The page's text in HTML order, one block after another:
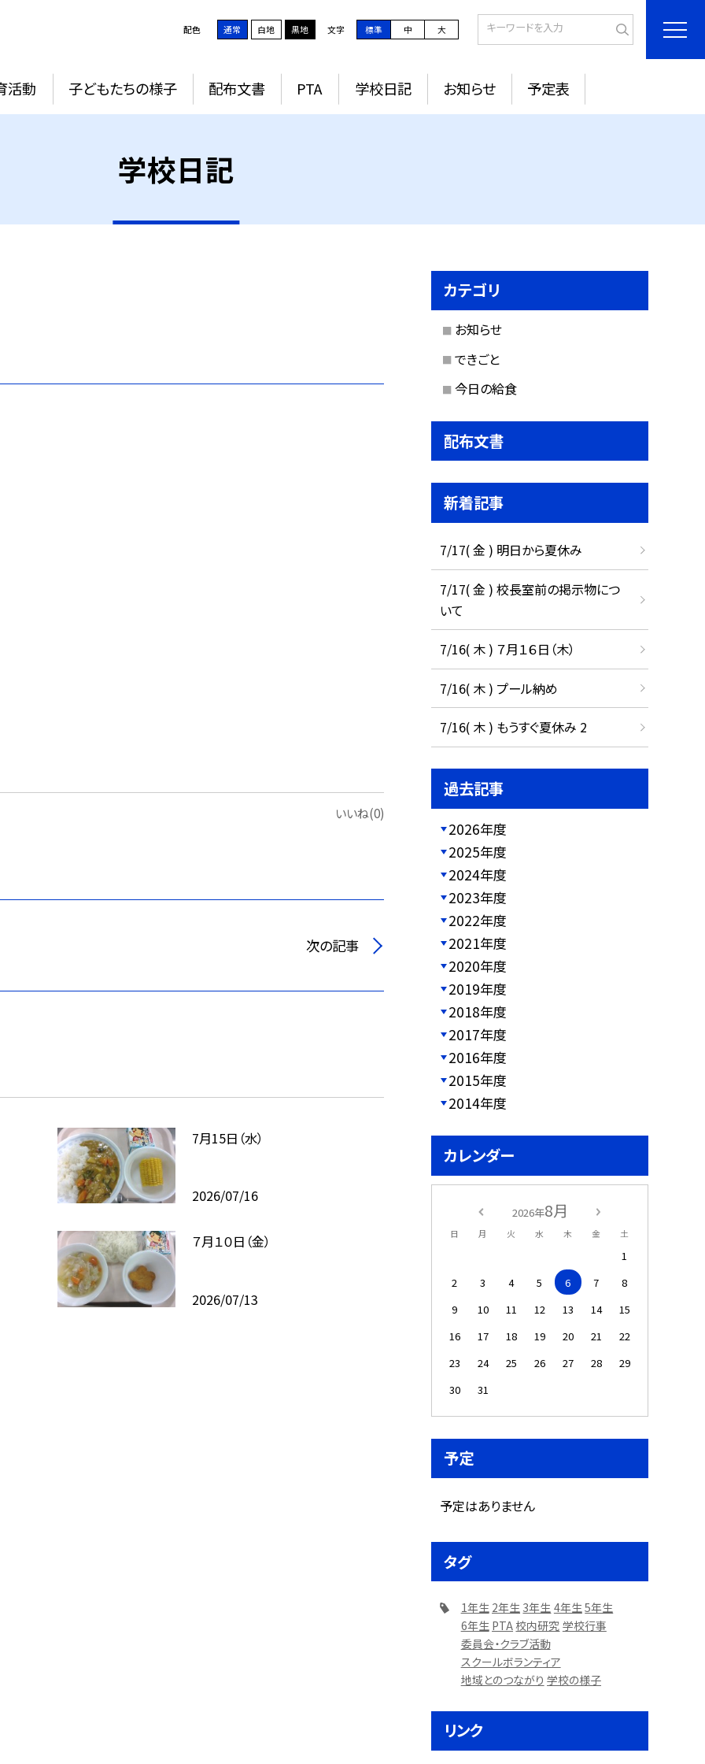
配色 通常 白地 黒地 文字 標準 中 大
活動 子どもたちの様子 配布文書 PTA 学校日記 お知らせ 予定表
学校日記
いいね(0)
次の記事
7月15日（水）
2026/07/16
７月１０日（金）
2026/07/13
カテゴリ
お知らせ
できごと
今日の給食
配布文書
新着記事
7/17( 金 ) 明日から夏休み
7/17( 金 ) 校長室前の掲示物につ
いて
7/16( 木 ) ７月１６日（木）
7/16( 木 ) プール納め
7/16( 木 ) もうすぐ夏休み 2
過去記事
2026年度
2025年度
2024年度
2023年度
2022年度
2021年度
2020年度
2019年度
2018年度
2017年度
2016年度
2015年度
2014年度
カレンダー
2026年8月
日 月 火 水 木 金 土
1
2
3 4 5 6 7
8
9
10 11 12 13 14
15
16
17 18 19 20 21
22
23
24 25 26 27 28
29
30
31
予定
予定はありません
タグ
1年生 2年生 3年生 4年生 5年生
6年生 PTA 校内研究 学校行事
委員会・クラブ活動
スクールボランティア
地域とのつながり 学校の様子
リンク